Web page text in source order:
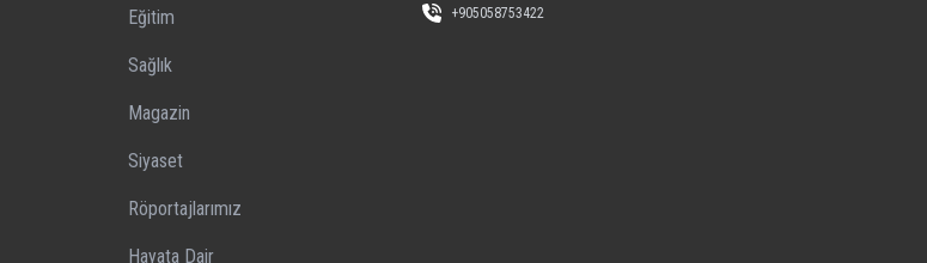
Eğitim
Sağlık
Magazin
Siyaset
Röportajlarımız
Hayata Dair
+905058753422